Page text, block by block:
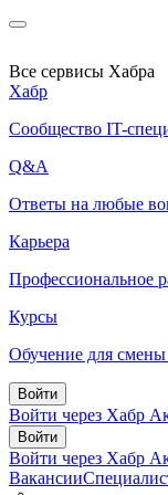
Все сервисы Хабра
Хабр
Сообщество IT-
Q&A
Ответы на любые
Карьера
Профессиональное
Курсы
Обучение для смены
Войти
Войти через Хабр
Войти
Войти через Хабр
Вакансии